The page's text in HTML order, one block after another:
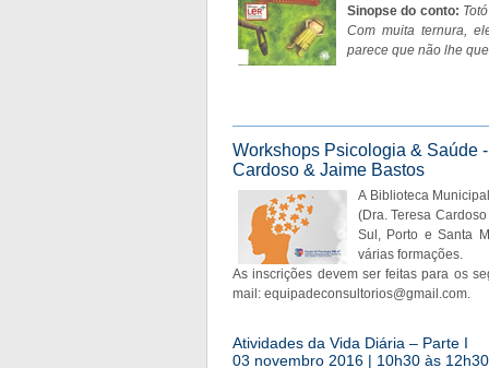
Sinopse do conto:
Com muita ternura,
parece que não lhe
Workshops Psicologia & Saúde
Cardoso & Jaime Bastos
A Biblioteca
(Dra. Teresa
Sul, Porto e Santa
várias formações.
As inscrições devem ser feitas para os
mail: equipadeconsultorios@gmail.com.
Atividades da Vida Diária – Parte I
03 novembro 2016 | 10h30 às